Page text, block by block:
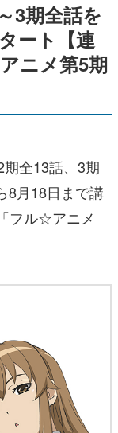
3期全話を
ート【連
ニメ第5期
全13話、3期
8月18日まで講
フル☆アニメ